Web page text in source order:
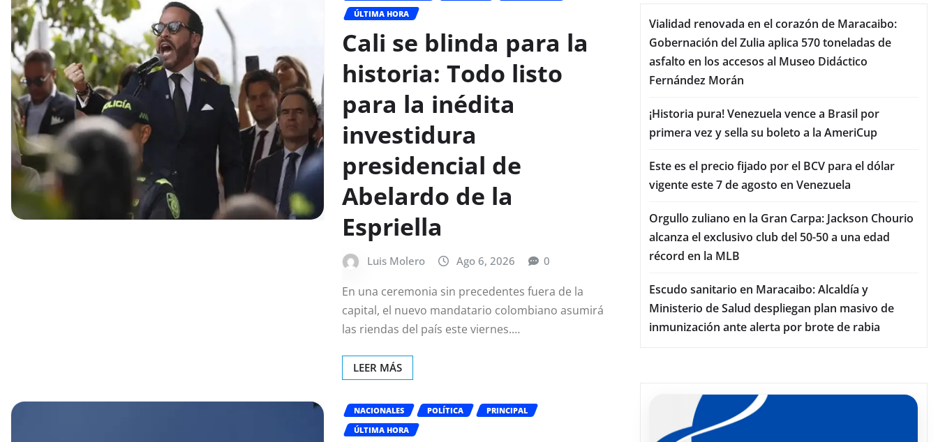
ÚLTIMA HORA
Cali se blinda para la
historia: Todo listo
para la inédita
investidura
presidencial de
Abelardo de la
Espriella
Luis Molero Ago 6, 2026 0
En una ceremonia sin precedentes fuera de la
capital, el nuevo mandatario colombiano asumirá
las riendas del país este viernes.…
LEER MÁS
NACIONALES POLÍTICA
PRINCIPAL
ÚLTIMA HORA
Vialidad renovada en el corazón de Maracaibo:
Gobernación del Zulia aplica 570 toneladas de
asfalto en los accesos al Museo Didáctico
Fernández Morán
¡Historia pura! Venezuela vence a Brasil por
primera vez y sella su boleto a la AmeriCup
Este es el precio fijado por el BCV para el dólar
vigente este 7 de agosto en Venezuela
Orgullo zuliano en la Gran Carpa: Jackson Chourio
alcanza el exclusivo club del 50-50 a una edad
récord en la MLB
Escudo sanitario en Maracaibo: Alcaldía y
Ministerio de Salud despliegan plan masivo de
inmunización ante alerta por brote de rabia